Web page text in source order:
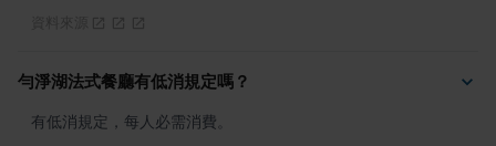
勻淨湖法式餐廳有低消規定嗎？
有低消規定，每人必需消費。